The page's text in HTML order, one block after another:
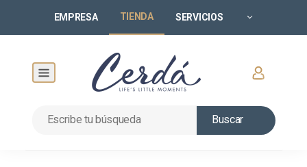
EMPRESA TIENDA SERVICIOS
Buscar